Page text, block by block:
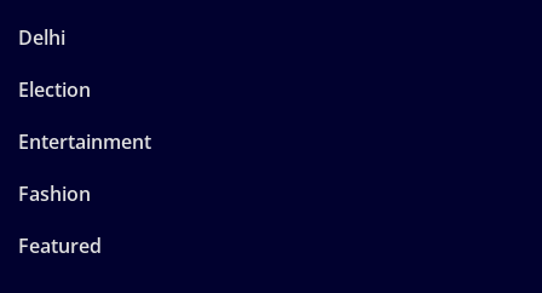
Delhi
Election
Entertainment
Fashion
Featured